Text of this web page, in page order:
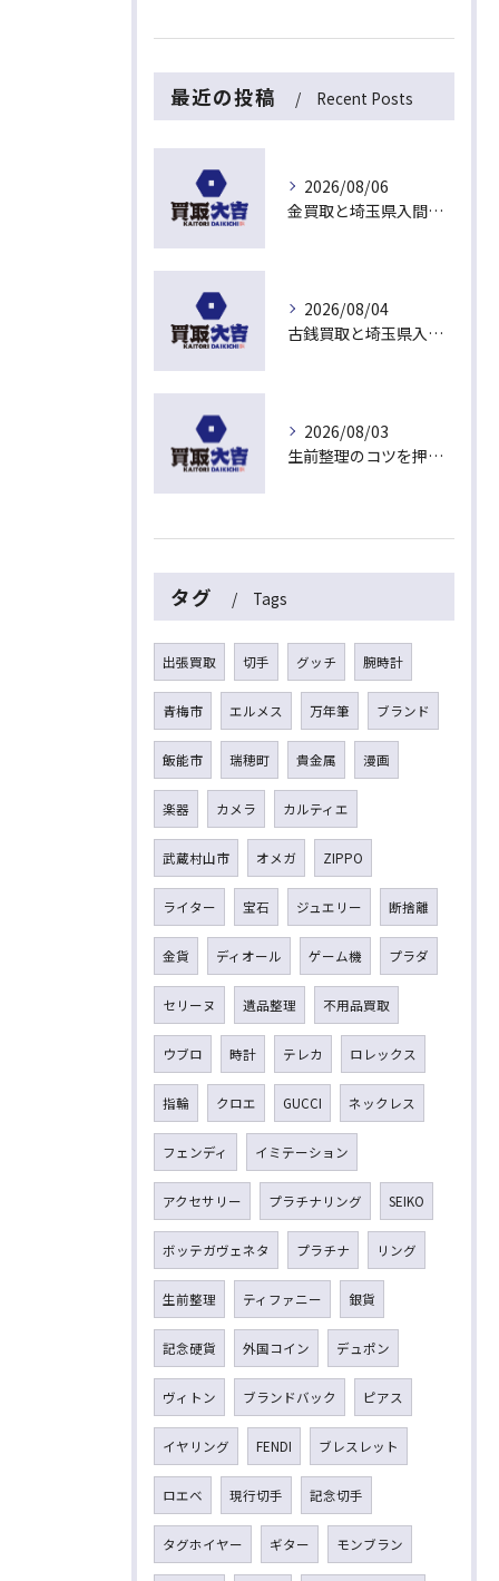
最近の投稿 Recent Posts
2026/08/06
金買取と埼玉県入間市下藤沢で無料査定を活用した今売るべきか判断する最新ガイド
2026/08/04
古銭買取と埼玉県入間市東藤沢でおすすめの査定比較と相場チェックポイント
2026/08/03
生前整理のコツを押さえて埼玉県入間市上藤沢で安心して進める方法
タグ Tags
出張買取 切手 グッチ 腕時計
青梅市 エルメス 万年筆 ブランド
飯能市 瑞穂町 貴金属 漫画
楽器 カメラ カルティエ
武蔵村山市 オメガ ZIPPO
ライター 宝石 ジュエリー 断捨離
金貨 ディオール ゲーム機 プラダ
セリーヌ 遺品整理 不用品買取
ウブロ 時計 テレカ ロレックス
指輪 クロエ GUCCI ネックレス
フェンディ イミテーション
アクセサリー プラチナリング SEIKO
ボッテガヴェネタ プラチナ リング
生前整理 ティファニー 銀貨
記念硬貨 外国コイン デュポン
ヴィトン ブランドバック ピアス
イヤリング FENDI ブレスレット
ロエベ 現行切手 記念切手
タグホイヤー ギター モンブラン